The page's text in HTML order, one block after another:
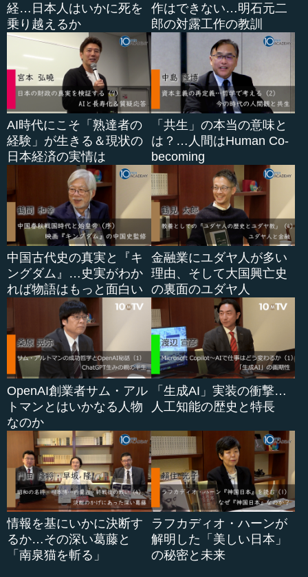
経…日本人はいかに死を
乗り越えるか
作はできない…明石元二
郎の対露工作の教訓
AI時代にこそ「熟達者の
経験」が生きる＆現状の
日本経済の実情は
「共生」の本当の意味と
は？…人間はHuman Co-
becoming
中国古代史の真実と『キ
ングダム』…史実がわか
れば物語はもっと面白い
金融業にユダヤ人が多い
理由、そして大国興亡史
の裏面のユダヤ人
OpenAI創業者サム・アル
トマンとはいかなる人物
なのか
「生成AI」実装の衝撃…
人工知能の歴史と特長
情報を基にいかに決断す
るか…その深い葛藤と
「南泉猫を斬る」
ラフカディオ・ハーンが
解明した「美しい日本」
の秘密と未来